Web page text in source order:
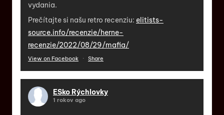
vydania.
Prečítajte si našu retro recenziu: elitists-
source.info/recenzie/herne-
recenzie/2022/08/29/mafia/
View on Facebook · Share
ESko Rýchlovky
1 rokov ago